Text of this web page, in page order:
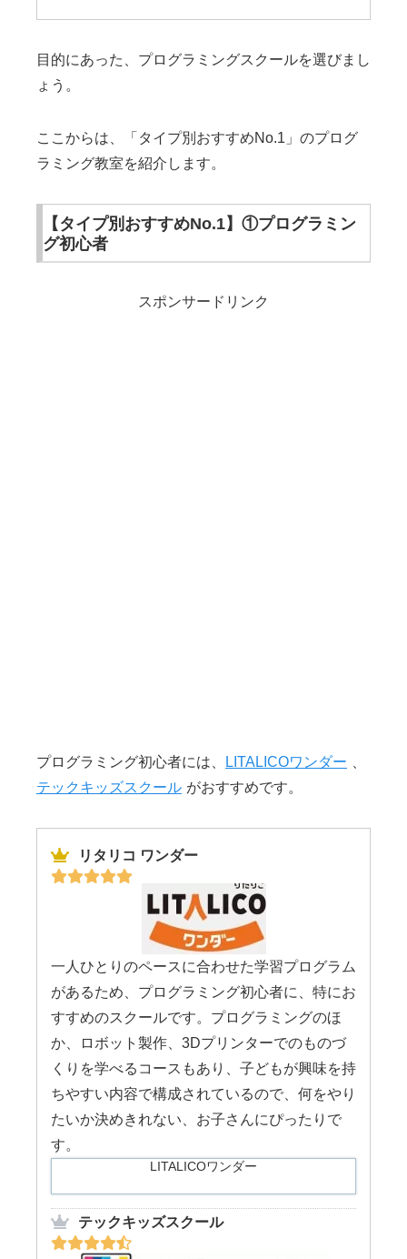
目的にあった、プログラミングスクールを選びまし
ょう。
ここからは、「タイプ別おすすめNo.1」のプログ
ラミング教室を紹介します。
【タイプ別おすすめNo.1】①プログラミン
グ初心者
スポンサードリンク
プログラミング初心者には、 LITALICOワンダー
テックキッズスクール がおすすめです。
リタリコ ワンダー
一人ひとりのペースに合わせた学習プログラム
があるため、プログラミング初心者に、特にお
すすめのスクールです。プログラミングのほ
か、ロボット製作、3Dプリンターでのものづ
くりを学べるコースもあり、子どもが興味を持
ちやすい内容で構成されているので、何をやり
たいか決めきれない、お子さんにぴったりで
す。
LITALICOワンダー
テックキッズスクール